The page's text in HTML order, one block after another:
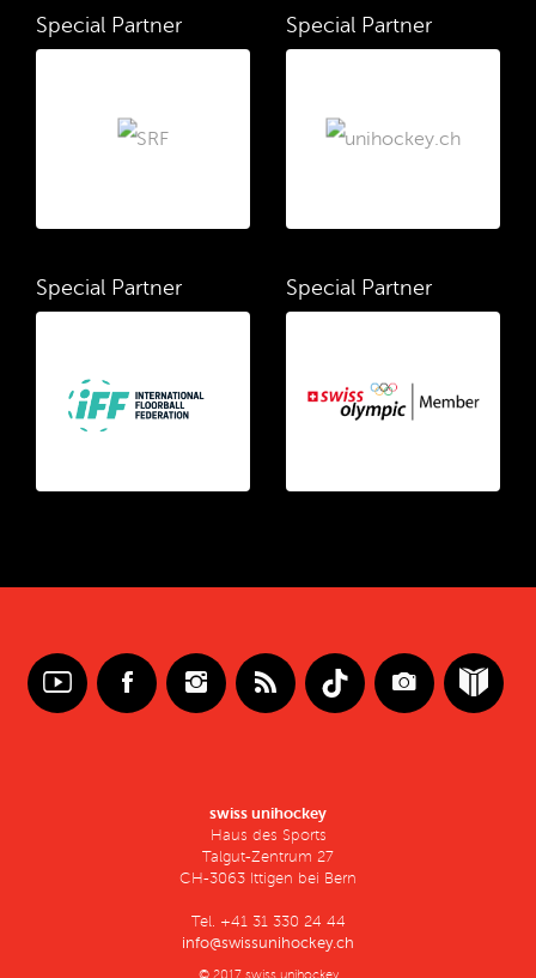
Special Partner Special Partner
Special Partner Special Partner
swiss unihockey
Haus des Sports
Talgut-Zentrum 27
CH-3063 Ittigen bei Bern
Tel. +41 31 330 24 44
info@swissunihockey.ch